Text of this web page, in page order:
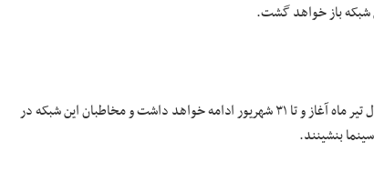
شبکه باز خواهد گشت.
پخش جشنواره فیلم‌های سینمایی شبکه چهار با عنوان «فیلم خانه» در ایام تابستان از اول تیر ماه آغاز و تا ۳۱ شهریور ادامه خواهد داشت و مخاطبان این شبکه در